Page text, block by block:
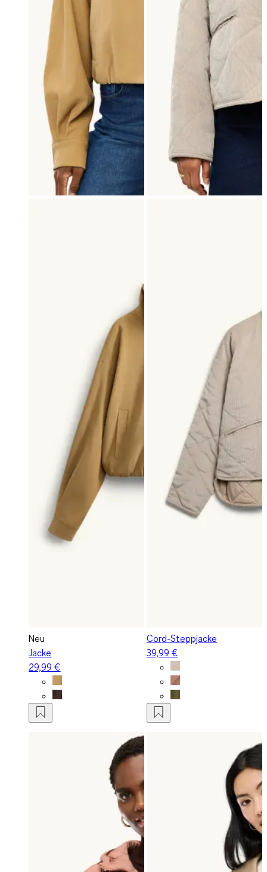
Neu
Jacke
29,99 €
Cord-Steppjacke
39,99 €